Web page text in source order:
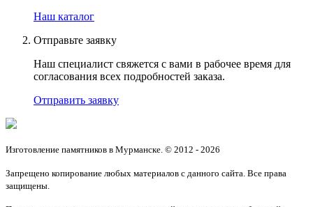
Наш каталог
Отправьте заявку
Наш специалист свяжется с вами в рабочее время для
согласования всех подробностей заказа.
Отправить заявку
Изготовление памятников в Мурманске. © 2012 - 2026
Запрещено копирование любых материалов с данного сайта. Все права
защищены.